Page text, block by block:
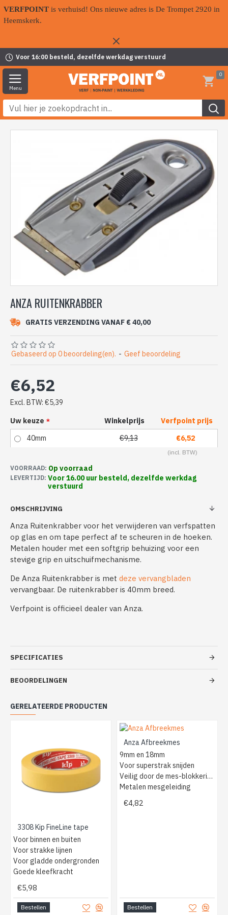
VERFPOINT is verhuisd! Ons nieuwe adres is De Trompet 2920 in
Heemskerk.
Voor 16:00 besteld, dezelfde werkdag verstuurd
0
ANZA RUITENKRABBER
GRATIS VERZENDING VANAF € 40,00
VOORRAAD: Op voorraad
LEVERTIJD: Voor 16.00 uur besteld, dezelfde werkdag
verstuurd
Gebaseerd op 0 beoordeling(en). - Geef beoordeling
€6,52
Excl. BTW: €5,39
Uw keuze
Winkelprijs
Verfpoint prijs
€9,13
€6,52
40mm
OMSCHRIJVING
Anza Ruitenkrabber voor het verwijderen van verfspatten
op glas en om tape perfect af te scheuren in de hoeken.
Metalen houder met een softgrip behuizing voor een
stevige grip en uitschuifmechanisme.
De Anza Ruitenkrabber is met deze vervangbladen
vervangbaar. De ruitenkrabber is 40mm breed.
Verfpoint is officieel dealer van Anza.
SPECIFICATIES
BEOORDELINGEN
GERELATEERDE PRODUCTEN
3308 Kip FineLine tape
Voor binnen en buiten
Voor strakke lijnen
Voor gladde ondergronden
Goede kleefkracht
€5,98
Bestellen
Anza Afbreekmes
9mm en 18mm
Voor superstrak snijden
Veilig door de mes-blokkering
Metalen mesgeleiding
€4,82
Bestellen